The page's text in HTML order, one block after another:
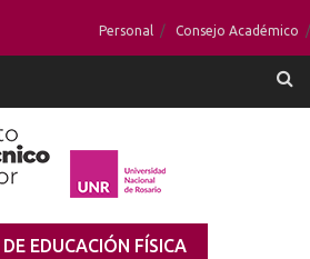
Personal Consejo Académico
EDUCACIÓN FÍSICA